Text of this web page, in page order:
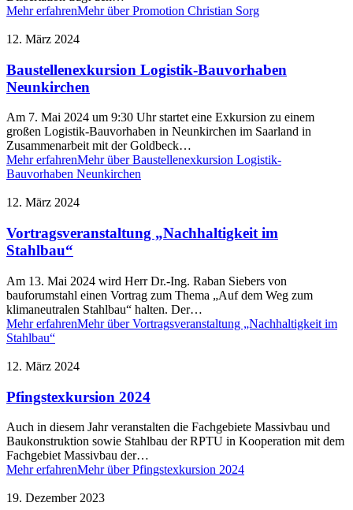
Mehr erfahrenMehr über Promotion Christian Sorg
12. März 2024
Baustellenexkursion Logistik-Bauvorhaben
Neunkirchen
Am 7. Mai 2024 um 9:30 Uhr startet eine Exkursion zu einem
großen Logistik-Bauvorhaben in Neunkirchen im Saarland in
Zusammenarbeit mit der Goldbeck…
Mehr erfahrenMehr über Baustellenexkursion Logistik-
Bauvorhaben Neunkirchen
12. März 2024
Vortragsveranstaltung „Nachhaltigkeit im
Stahlbau“
Am 13. Mai 2024 wird Herr Dr.-Ing. Raban Siebers von
bauforumstahl einen Vortrag zum Thema „Auf dem Weg zum
klimaneutralen Stahlbau“ halten. Der…
Mehr erfahrenMehr über Vortragsveranstaltung „Nachhaltigkeit im
Stahlbau“
12. März 2024
Pfingstexkursion 2024
Auch in diesem Jahr veranstalten die Fachgebiete Massivbau und
Baukonstruktion sowie Stahlbau der RPTU in Kooperation mit dem
Fachgebiet Massivbau der…
Mehr erfahrenMehr über Pfingstexkursion 2024
19. Dezember 2023